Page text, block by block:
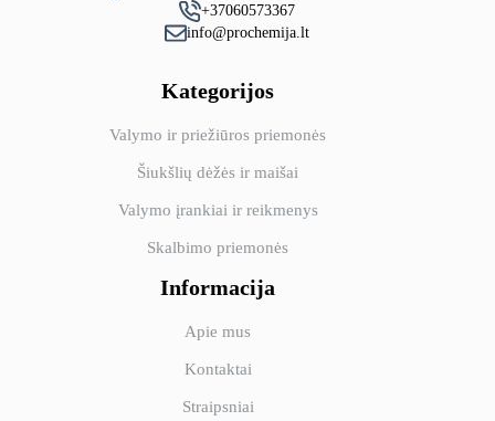
+37060573367
info@prochemija.lt
Kategorijos
Valymo ir priežiūros priemonės
Šiukšlių dėžės ir maišai
Valymo įrankiai ir reikmenys
Skalbimo priemonės
Informacija
Apie mus
Kontaktai
Straipsniai